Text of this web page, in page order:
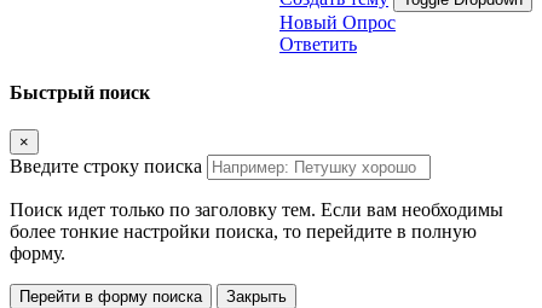
Новый Опрос
Ответить
Быстрый поиск
×
Введите строку поиска
Поиск идет только по заголовку тем. Если вам необходимы
более тонкие настройки поиска, то перейдите в полную
форму.
Перейти в форму поиска Закрыть